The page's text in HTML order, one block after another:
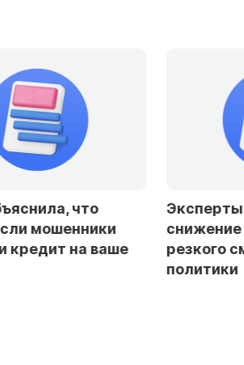
что
мошенники
на ваше
Эксперты
снижение
резкого
политики